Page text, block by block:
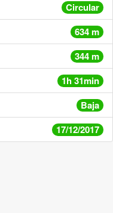
Circular
634 m
344 m
1h 31min
Baja
17/12/2017